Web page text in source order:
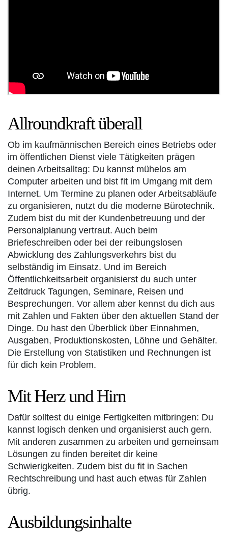
Allroundkraft überall
Ob im kaufmännischen Bereich eines Betriebs oder
im öffentlichen Dienst viele Tätigkeiten prägen
deinen Arbeitsalltag: Du kannst mühelos am
Computer arbeiten und bist fit im Umgang mit dem
Internet. Um Termine zu planen oder Arbeitsabläufe
zu organisieren, nutzt du die moderne Bürotechnik.
Zudem bist du mit der Kundenbetreuung und der
Personalplanung vertraut. Auch beim
Briefeschreiben oder bei der reibungslosen
Abwicklung des Zahlungsverkehrs bist du
selbständig im Einsatz. Und im Bereich
Öffentlichkeitsarbeit organisierst du auch unter
Zeitdruck Tagungen, Seminare, Reisen und
Besprechungen. Vor allem aber kennst du dich aus
mit Zahlen und Fakten über den aktuellen Stand der
Dinge. Du hast den Überblick über Einnahmen,
Ausgaben, Produktionskosten, Löhne und Gehälter.
Die Erstellung von Statistiken und Rechnungen ist
für dich kein Problem.
Mit Herz und Hirn
Dafür solltest du einige Fertigkeiten mitbringen: Du
kannst logisch denken und organisierst auch gern.
Mit anderen zusammen zu arbeiten und gemeinsam
Lösungen zu finden bereitet dir keine
Schwierigkeiten. Zudem bist du fit in Sachen
Rechtschreibung und hast auch etwas für Zahlen
übrig.
Ausbildungsinhalte